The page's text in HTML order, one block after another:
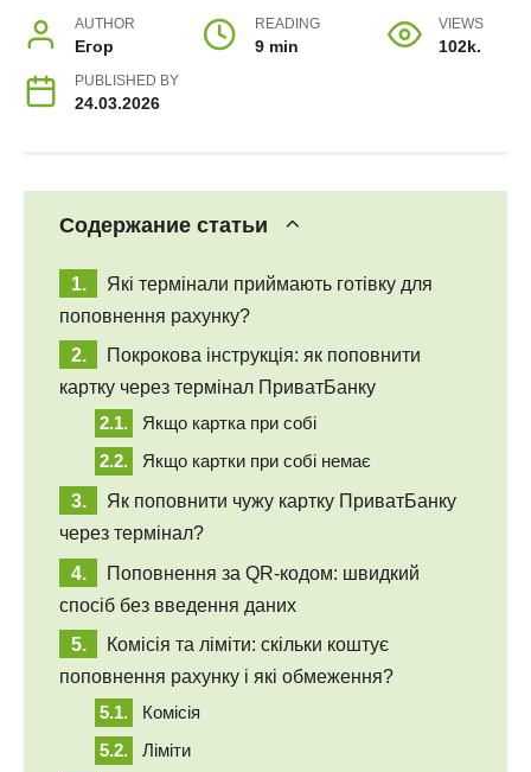
AUTHOR
Егор
READING
9 min
VIEWS
102k.
PUBLISHED BY
24.03.2026
Содержание статьи
Які термінали приймають готівку для
поповнення рахунку?
Покрокова інструкція: як поповнити
картку через термінал ПриватБанку
Якщо картка при собі
Якщо картки при собі немає
Як поповнити чужу картку ПриватБанку
через термінал?
Поповнення за QR-кодом: швидкий
спосіб без введення даних
Комісія та ліміти: скільки коштує
поповнення рахунку і які обмеження?
Комісія
Ліміти